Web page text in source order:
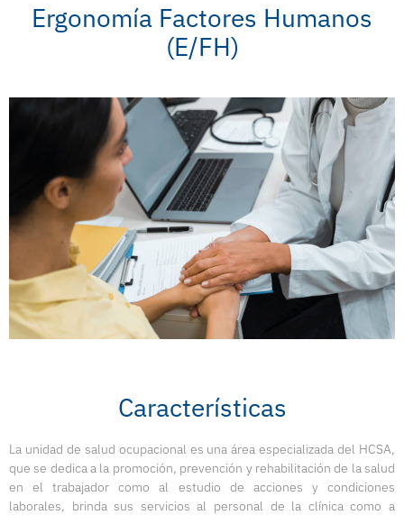
Ergonomía Factores Humanos
(E/FH)
Características
La unidad de salud ocupacional es una área especializada del HCSA,
que se dedica a la promoción, prevención y rehabilitación de la salud
en el trabajador como al estudio de acciones y condiciones
laborales, brinda sus servicios al personal de la clínica como a